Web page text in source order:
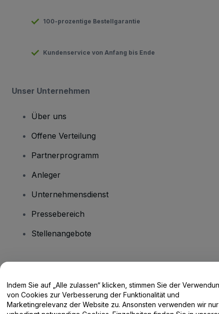
100-prozentige Bestellgarantie
Kundenservice von Anfang bis Ende
Unser Unternehmen
Über uns
Offene Verteilung
Partnerprogramm
Anleger
Unternehmensdienst
Pressebereich
Stellenangebote
Hilfe-Center / Kontakt
Indem Sie auf „Alle zulassen“ klicken, stimmen Sie der
von Cookies zur Verbesserung der Funktionalität und
Marketingrelevanz der Website zu. Ansonsten verwenden wir nur